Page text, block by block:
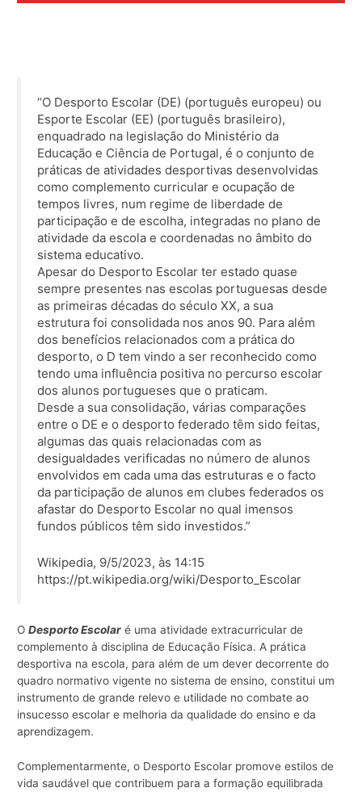
“O Desporto Escolar (DE) (português europeu) ou
Esporte Escolar (EE) (português brasileiro),
enquadrado na legislação do Ministério da
Educação e Ciência de Portugal, é o conjunto de
práticas de atividades desportivas desenvolvidas
como complemento curricular e ocupação de
tempos livres, num regime de liberdade de
participação e de escolha, integradas no plano de
atividade da escola e coordenadas no âmbito do
sistema educativo.
Apesar do Desporto Escolar ter estado quase
sempre presentes nas escolas portuguesas desde
as primeiras décadas do século XX, a sua
estrutura foi consolidada nos anos 90. Para além
dos benefícios relacionados com a prática do
desporto, o D tem vindo a ser reconhecido como
tendo uma influência positiva no percurso escolar
dos alunos portugueses que o praticam.
Desde a sua consolidação, várias comparações
entre o DE e o desporto federado têm sido feitas,
algumas das quais relacionadas com as
desigualdades verificadas no número de alunos
envolvidos em cada uma das estruturas e o facto
da participação de alunos em clubes federados os
afastar do Desporto Escolar no qual imensos
fundos públicos têm sido investidos.”
Wikipedia, 9/5/2023, às 14:15
https://pt.wikipedia.org/wiki/Desporto_Escolar
ODesporto Escolar é uma atividade extracurricular de
complemento à disciplina de Educação Física. A prática
desportiva na escola, para além de um dever decorrente do
quadro normativo vigente no sistema de ensino, constitui um
instrumento de grande relevo e utilidade no combate ao
insucesso escolar e melhoria da qualidade do ensino e da
aprendizagem.
Complementarmente, o Desporto Escolar promove estilos de
vida saudável que contribuem para a formação equilibrada